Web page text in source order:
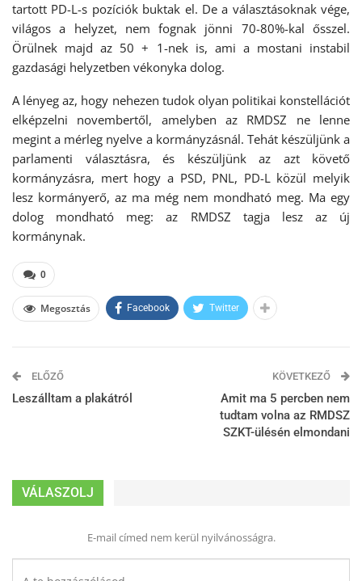
tartott PD-L-s pozíciók buktak el. De a választásoknak vége,
világos a helyzet, nem fognak jönni 70-80%-kal ősszel.
Örülnek majd az 50 + 1-nek is, ami a mostani instabil
gazdasági helyzetben vékonyka dolog.
A lényeg az, hogy nehezen tudok olyan politikai konstellációt
elképzelni novembertől, amelyben az RMDSZ ne lenne
megint a mérleg nyelve a kormányzásnál. Tehát készüljünk a
parlamenti választásra, és készüljünk az azt követő
kormányzásra, mert hogy a PSD, PNL, PD-L közül melyik
lesz kormányerő, az ma még nem mondható meg. Ma egy
dolog mondható meg: az RMDSZ tagja lesz az új
kormánynak.
0
Megosztás Facebook Twitter
ELŐZŐ
Leszálltam a plakátról
KÖVETKEZŐ
Amit ma 5 percben nem
tudtam volna az RMDSZ
SZKT-ülésén elmondani
VÁLASZOLJ
E-mail címed nem kerül nyilvánosságra.